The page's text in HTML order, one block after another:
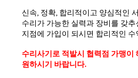
신속, 정확, 합리적이고 양심적인
수리가 가능한 실력과 장비를 갖
지점에 가입이 되시면 합리적인
수리사기로 적발시 협력점 가맹
원하시기 바랍니다.